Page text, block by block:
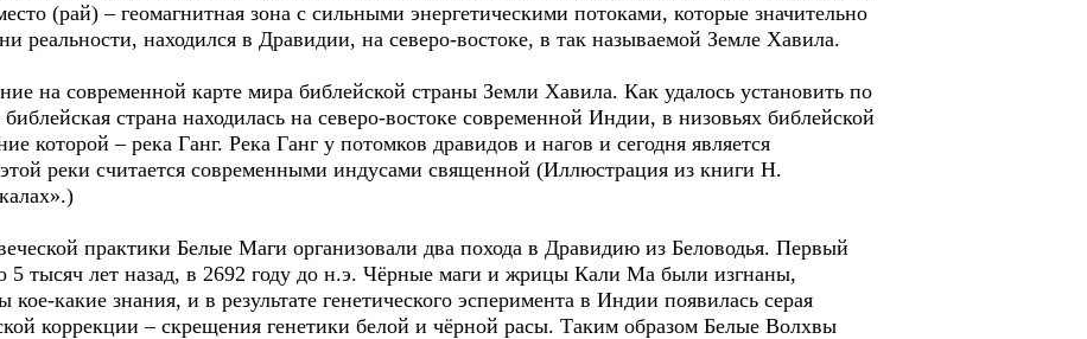
(рай) – геомагнитная зона с сильными энергетическими потоками, которые значительно
реальности, находился в Дравидии, на северо-востоке, в так называемой Земле Хавила.
на современной карте мира библейской страны Земли Хавила. Как удалось установить по
страна находилась на северо-востоке современной Индии, в низовьях библейской
которой – река Ганг. Река Ганг у потомков дравидов и нагов и сегодня является
реки считается современными индусами священной (Иллюстрация из книги Н.
практики Белые Маги организовали два похода в Дравидию из Беловодья. Первый
5 тысяч лет назад, в 2692 году до н.э. Чёрные маги и жрицы Кали Ма были изгнаны,
какие знания, и в результате генетического эсперимента в Индии появилась серая
коррекции – скрещения генетики белой и чёрной расы. Таким образом Белые Волхвы